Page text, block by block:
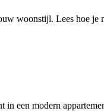
woonstijl. Lees hoe je
een modern